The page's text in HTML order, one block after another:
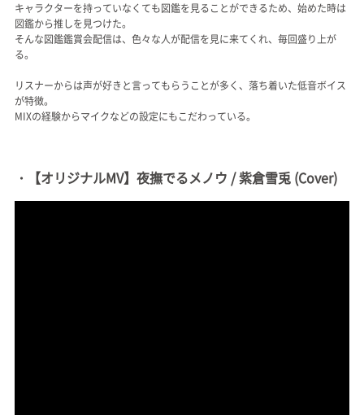
キャラクターを持っていなくても図鑑を見ることができるため、始めた時は
図鑑から推しを見つけた。
そんな図鑑鑑賞会配信は、色々な人が配信を見に来てくれ、毎回盛り上が
る。
リスナーからは声が好きと言ってもらうことが多く、落ち着いた低音ボイス
が特徴。
MIXの経験からマイクなどの設定にもこだわっている。
・【オリジナルMV】夜撫でるメノウ / 紫倉雪兎 (Cover)